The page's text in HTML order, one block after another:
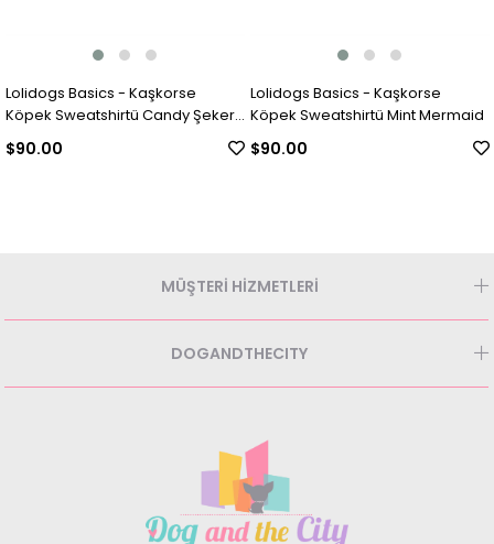
Lolidogs Basics - Kaşkorse
Köpek Sweatshirtü Candy Şeker
Pembe
$90.00
Lolidogs Basics - Kaşkorse
Köpek Sweatshirtü Mint Mermaid
$90.00
MÜŞTERİ HİZMETLERİ
DOGANDTHECITY